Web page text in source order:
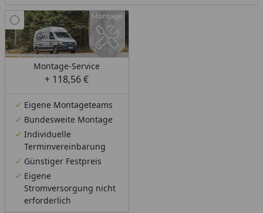
Montage-Service
+ 118,56 €
Eigene Montageteams
Bundesweite Montage
Individuelle
Terminvereinbarung
Günstiger Festpreis
Eigene
Stromversorgung nicht
erforderlich